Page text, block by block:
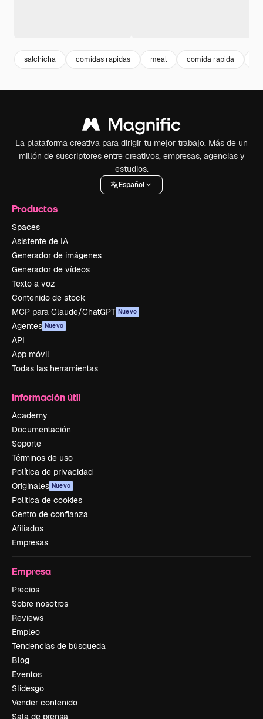
salchicha comidas rapidas meal comida rapida
La plataforma creativa para dirigir tu mejor trabajo. Más de un
millón de suscriptores entre creativos, empresas, agencias y
estudios.
Español
Productos
Spaces
Asistente de IA
Generador de imágenes
Generador de vídeos
Texto a voz
Contenido de stock
MCP para Claude/ChatGPT Nuevo
Agentes Nuevo
API
App móvil
Todas las herramientas
Información útil
Academy
Documentación
Soporte
Términos de uso
Política de privacidad
Originales Nuevo
Política de cookies
Centro de confianza
Afiliados
Empresas
Empresa
Precios
Sobre nosotros
Reviews
Empleo
Tendencias de búsqueda
Blog
Eventos
Slidesgo
Vender contenido
Sala de prensa